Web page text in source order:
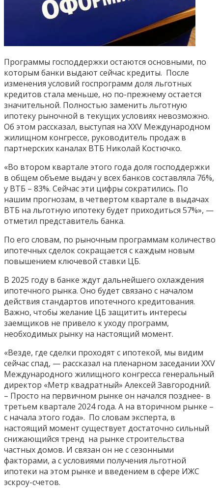
Программы господдержки остаются основными, по
которым банки выдают сейчас кредиты. После
изменения условий госпрограмм доля льготных
кредитов стала меньше, но по-прежнему остается
значительной. Полностью заменить льготную
ипотеку рыночной в текущих условиях невозможно.
Об этом рассказал, выступая на XXV Международном
жилищном конгрессе, руководитель продаж в
партнерских каналах ВТБ Николай Костючко.
«Во втором квартале этого года доля господдержки
в общем объеме выдач у всех банков составляла 76%,
у ВТБ – 83%. Сейчас эти цифры сократились. По
нашим прогнозам, в четвертом квартале в выдачах
ВТБ на льготную ипотеку будет приходиться 57%», —
отметил представитель банка.
По его словам, по рыночным программам количество
ипотечных сделок сокращается с каждым новым
повышением ключевой ставки ЦБ.
В 2025 году в банке ждут дальнейшего охлаждения
ипотечного рынка. Оно будет связано с началом
действия стандартов ипотечного кредитования.
Важно, чтобы желание ЦБ защитить интересы
заемщиков не привело к уходу программ,
необходимых рынку на настоящий момент.
«Везде, где сделки проходят с ипотекой, мы видим
сейчас спад, — рассказал на пленарном заседании XXV
Международного жилищного конгресса генеральный
директор «Метр квадратный» Алексей Завгородний.
– Просто на первичном рынке он начался позднее- в
третьем квартале 2024 года. А на вторичном рынке –
с начала этого года». По словам эксперта, в
настоящий момент существует достаточно сильный
снижающийся тренд на рынке строительства
частных домов. И связан он не с сезонными
факторами, а с условиями получения льготной
ипотеки на этом рынке и введением в сфере ИЖС
эскроу-счетов.